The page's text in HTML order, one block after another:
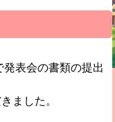
表会の書類の提出
ました。